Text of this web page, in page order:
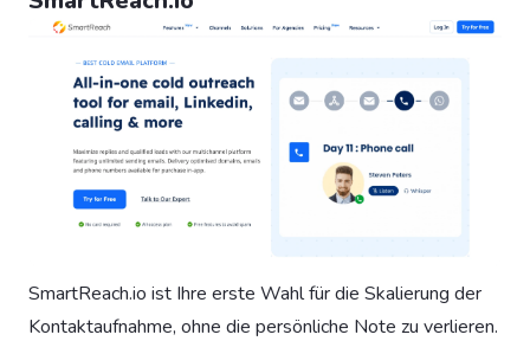
SmartReach.io ist Ihre erste Wahl für die Skalierung der
Kontaktaufnahme, ohne die persönliche Note zu verlieren.